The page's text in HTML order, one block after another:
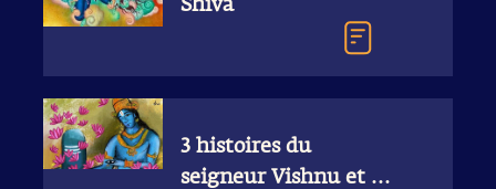
Shiva
3 histoires du
seigneur Vishnu et de